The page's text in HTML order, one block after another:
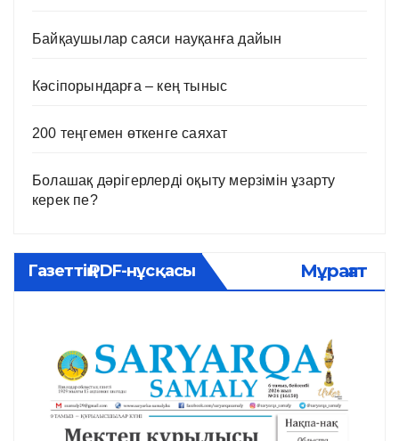
Байқаушылар саяси науқанға дайын
Кәсіпорындарға – кең тыныс
200 теңгемен өткенге саяхат
Болашақ дәрігерлерді оқыту мерзімін ұзарту
керек пе?
Газеттің PDF-нұсқасы Мұрағат